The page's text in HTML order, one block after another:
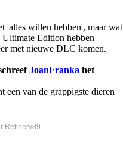
'alles willen hebben', maar wat
Edition hebben
met nieuwe DLC komen.
JoanFranka het
van de grappigste dieren
Refinery89